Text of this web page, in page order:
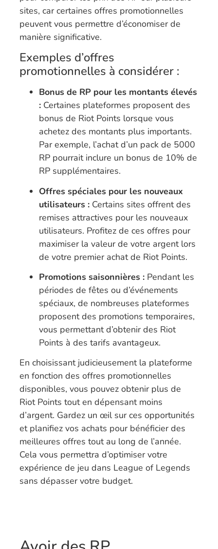
sites, car certaines offres promotionnelles
peuvent vous permettre d’économiser de
manière significative.
Exemples d’offres
promotionnelles à considérer :
Bonus de RP pour les montants élevés
: Certaines plateformes proposent des
bonus de Riot Points lorsque vous
achetez des montants plus importants.
Par exemple, l’achat d’un pack de 5000
RP pourrait inclure un bonus de 10% de
RP supplémentaires.
Offres spéciales pour les nouveaux
utilisateurs : Certains sites offrent des
remises attractives pour les nouveaux
utilisateurs. Profitez de ces offres pour
maximiser la valeur de votre argent lors
de votre premier achat de Riot Points.
Promotions saisonnières : Pendant les
périodes de fêtes ou d’événements
spéciaux, de nombreuses plateformes
proposent des promotions temporaires,
vous permettant d’obtenir des Riot
Points à des tarifs avantageux.
En choisissant judicieusement la plateforme
en fonction des offres promotionnelles
disponibles, vous pouvez obtenir plus de
Riot Points tout en dépensant moins
d’argent. Gardez un œil sur ces opportunités
et planifiez vos achats pour bénéficier des
meilleures offres tout au long de l’année.
Cela vous permettra d’optimiser votre
expérience de jeu dans League of Legends
sans dépasser votre budget.